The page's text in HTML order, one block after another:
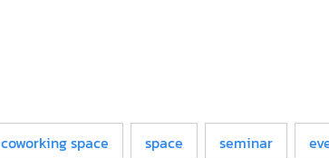
coworking space space seminar